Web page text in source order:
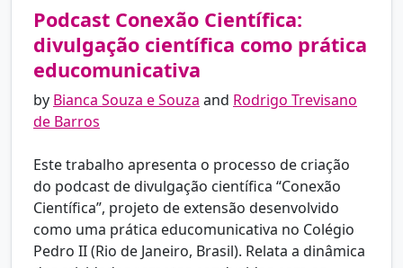
Podcast Conexão Científica:
divulgação científica como prática
educomunicativa
by Bianca Souza e Souza and Rodrigo Trevisano
de Barros
Este trabalho apresenta o processo de criação
do podcast de divulgação científica “Conexão
Científica”, projeto de extensão desenvolvido
como uma prática educomunicativa no Colégio
Pedro II (Rio de Janeiro, Brasil). Relata a dinâmica